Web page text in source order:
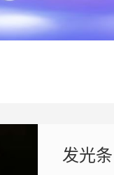
发光条